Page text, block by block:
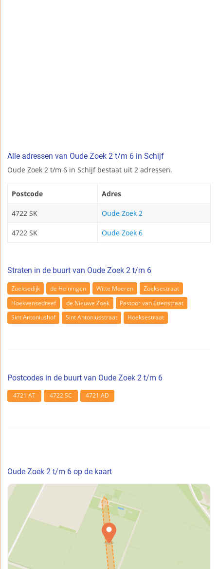
Alle adressen van Oude Zoek 2 t/m 6 in Schijf
Oude Zoek 2 t/m 6 in Schijf bestaat uit 2 adressen.
Postcode Adres
4722 SK Oude Zoek 2
4722 SK Oude Zoek 6
Straten in de buurt van Oude Zoek 2 t/m 6
Zoeksedijk de Heiningen Witte Moeren
Zoeksestraat
Hoekvensedreef
de Nieuwe Zoek
Pastoor van Ettenstraat
Sint Antoniushof
Sint Antoniusstraat Hoeksestraat
Postcodes in de buurt van Oude Zoek 2 t/m 6
4721 AT 4722 SC 4721 AD
Oude Zoek 2 t/m 6 op de kaart